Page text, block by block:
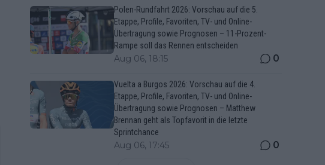
Polen-Rundfahrt 2026: Vorschau auf die 5.
Etappe, Profile, Favoriten, TV- und Online-
Übertragung sowie Prognosen – 11-Prozent-
Rampe soll das Rennen entscheiden
Aug 06, 18:15 0
Vuelta a Burgos 2026: Vorschau auf die 4.
Etappe, Profile, Favoriten, TV- und Online-
Übertragung sowie Prognosen – Matthew
Brennan geht als Topfavorit in die letzte
Sprintchance
Aug 06, 17:45 0